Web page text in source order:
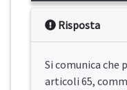
Risposta
Si comunica che
articoli 65,